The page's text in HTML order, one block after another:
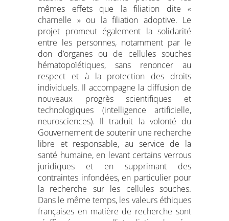
mêmes effets que la filiation dite «
charnelle » ou la filiation adoptive. Le
projet promeut également la solidarité
entre les personnes, notamment par le
don d’organes ou de cellules souches
hématopoïétiques, sans renoncer au
respect et à la protection des droits
individuels. Il accompagne la diffusion de
nouveaux progrès scientifiques et
technologiques (intelligence artificielle,
neurosciences). Il traduit la volonté du
Gouvernement de soutenir une recherche
libre et responsable, au service de la
santé humaine, en levant certains verrous
juridiques et en supprimant des
contraintes infondées, en particulier pour
la recherche sur les cellules souches.
Dans le même temps, les valeurs éthiques
françaises en matière de recherche sont